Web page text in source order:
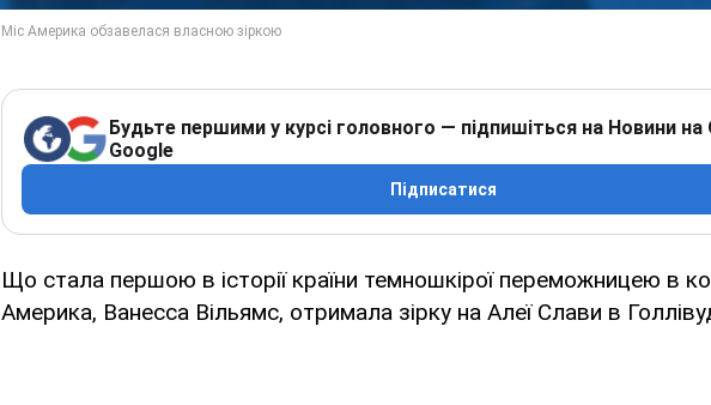
Будьте першими у курсі головного — підпишіться на Новини на
Google
Підписатися
Що стала першою в історії країни темношкірої переможницею в
Америка, Ванесса Вільямс, отримала зірку на Алеї Слави в